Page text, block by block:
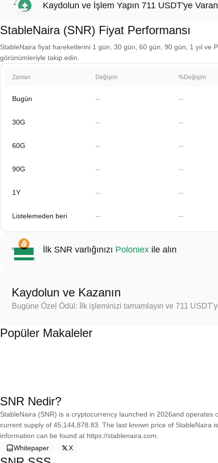
Kaydolun ve İşlem Yapın 711 USDT'ye
StableNaira (SNR) Fiyat Performansı
StableNaira fiyat hareketlerini 1 gün, 30 gün, 60 gün, 90 gün, 1 yıl
görünümleriyle takip edin.
Zaman Değişim %Değişim
Bugün -- --
30G -- --
60G -- --
90G -- --
1Y -- --
Listelemeden beri -- --
İlk SNR varlığınızı Poloniex ile alın
Kaydolun ve Kazanın
Bugüne Özel Ödül: İlk işleminizi tamamlayın ve 711
Popüler Makaleler
SNR Nedir?
StableNaira (SNR) is a cryptocurrency launched in 2026and
current supply of 45,144,878.83. The last known price of StableNaira
information can be found at https://stablenaira.com.
Whitepaper
X